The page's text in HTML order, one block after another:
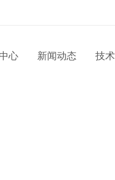
心 新闻动态 技